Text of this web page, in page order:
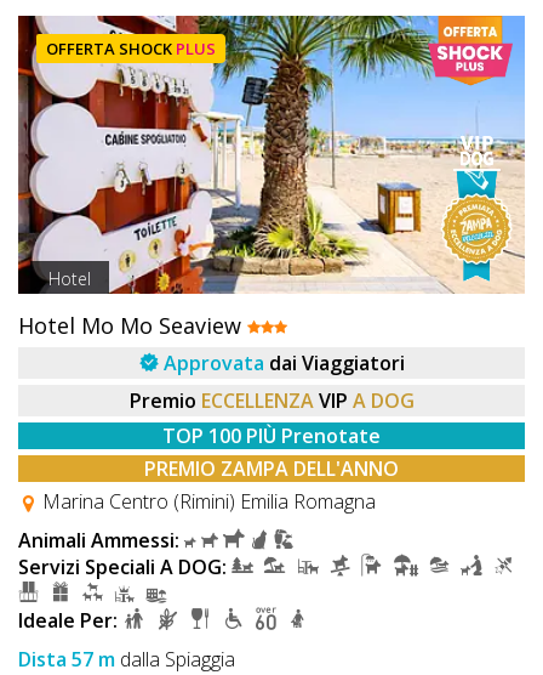
OFFERTA SHOCK PLUS
Hotel
Hotel Mo Mo Seaview
Approvata dai Viaggiatori
Premio ECCELLENZA VIP A DOG
TOP 100 PIÙ Prenotate
PREMIO ZAMPA DELL'ANNO
Marina Centro (Rimini) Emilia Romagna
Animali Ammessi:
Servizi Speciali A DOG:
Ideale Per:
Dista 57 m dalla Spiaggia